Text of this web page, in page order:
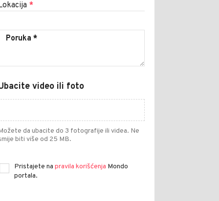
*
video ili foto
da ubacite do 3 fotografije ili videa. Ne
biti više od 25 MB.
Pristajete na pravila korišćenja Mondo
portala.